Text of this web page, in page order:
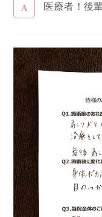
医療者！後